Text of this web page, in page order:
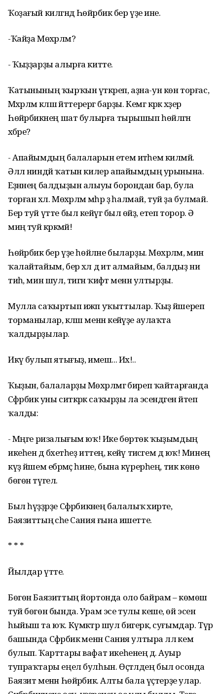
Ҡоҙағый килгәндә Һөйәрбикә бер үҙе ине.
-Ҡайҙа Мөхәрләм?
- Ҡыҙҙарҙы алырға китте.
Ҡатынының ҡырҡын үткәреп, аҙна-ун көн торғас,
Мәхәрләм кәләш әйттерергә барҙы. Кемгә кәрәк хәҙер
Һөйәрбикәнең шат булырға тырышып һөйләгән
хәбәре?
- Апайымдың балаларын етем итәһем килмәй.
Әллә ниндәй ҡатын килер апайымдың урынына.
Еҙнәнең балдыҙын алыуы борондан бар, була
торған хәл. Мөхәрләм мәһәр ҙә һалмай, туй ҙа булмай.
Бер туй үтте был кейәүгә был өйҙә, етеп торор. Ә
миңә туй кәрәкмәй!
Һөйәрбикә бер үҙе һөйләне быларҙы. Мөхәрләм, мин
ҡалайтайым, бер хәл дә итә алмайым, балдыҙ ни
тиһә, мин шул, тигән ҡиәфәт менән ултырҙы.
Мулла саҡыртып ижәп уҡыттылар. Ҡыҙ йәшереп
торманылар, кәләш менән кейәүҙе аулаҡта
ҡалдырҙылар.
Икәү булып ятығыҙ, имеш... Их!..
Ҡыҙын, балаларҙы Мөхәрләмгә биреп ҡайтарғанда
Сәфәрбикә уны ситкәрәк саҡырҙы ла эсендәген әйтеп
ҡалды:
- Мәңге ризалығым юҡ! Ике бөртөк ҡыҙымдың
икеһен дә бәхетһеҙ иттең, кейәү тиәсәгем дә юҡ! Минең
күҙ йәшем ебәрмәҫ һине, бына күрерһең, тик көнө
бөгөн түгел.
Был һүҙҙәрҙе Сәфәрбикәнең балалыҡ әхирәте,
Баязиттың әсәһе Сания ғына ишетте.
* * *
Йылдар үтте.
Бөгөн Баязиттың йортонда оло байрам – көмөш
туй бөгөн бында. Урам эсе тулы кеше, өй эсенә
һыйыш та юҡ. Күмәктәр шул бигерәк, суғымдар. Түр
башында Сәфәрбикә менән Сания ултыра әллә кем
булып. Ҡарттары вафат икеһенең дә. Ауыр
тупраҡтары еңел булһын. Өҫтәлдең был осонда
Баязит менән Һөйәрбикә. Алты бала үҫтерҙе улар.